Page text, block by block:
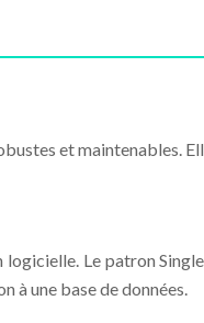
et maintenables.
Le patron
à une base de données.